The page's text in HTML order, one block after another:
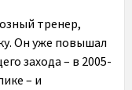
тренер,
Он уже повышал
захода – в 2005-
– и